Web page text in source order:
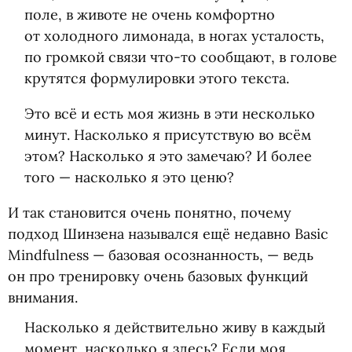
поле, в животе не очень комфортно
от холодного лимонада, в ногах усталость,
по громкой связи что-то сообщают, в голове
крутятся формулировки этого текста.
Это всё и есть моя жизнь в эти несколько
минут. Насколько я присутствую во всём
этом? Насколько я это замечаю? И более
того — насколько я это ценю?
И так становится очень понятно, почему
подход Шинзена назывался ещё недавно Basic
Mindfulness — базовая осознанность, — ведь
он про тренировку очень базовых функций
внимания.
Насколько я действительно живу в каждый